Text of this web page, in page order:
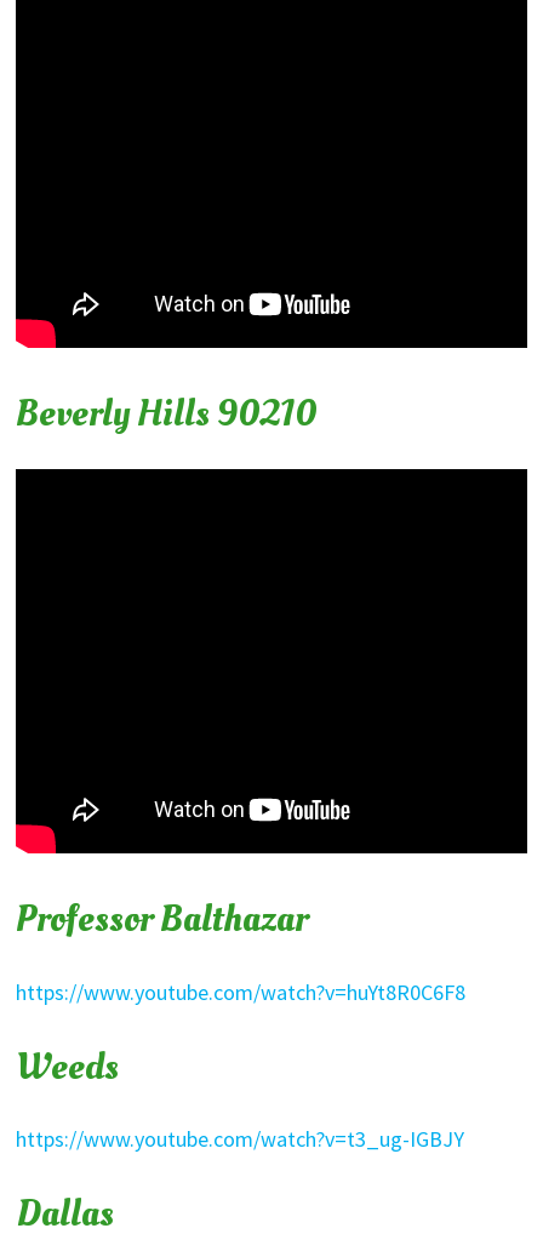
Beverly Hills 90210
Professor Balthazar
https://www.youtube.com/watch?v=huYt8R0C6F8
Weeds
https://www.youtube.com/watch?v=t3_ug-IGBJY
Dallas